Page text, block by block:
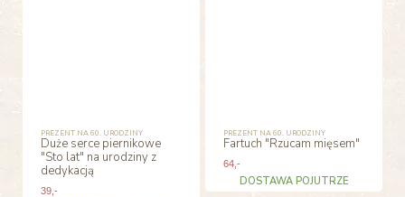
PREZENT NA 60. URODZINY
Duże serce piernikowe
"Sto lat" na urodziny z
dedykacją
39,-
PREZENT NA 60. URODZINY
Fartuch "Rzucam mięsem"
64 ,-
DOSTAWA POJUTRZE